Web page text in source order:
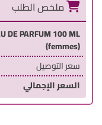
ملخص الطلب
DE PARFUM 100 ML
(femmes)
سعر التوصيل
السعر الإجمالي